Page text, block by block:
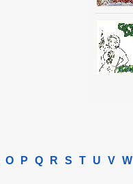
O P Q R S T U V W